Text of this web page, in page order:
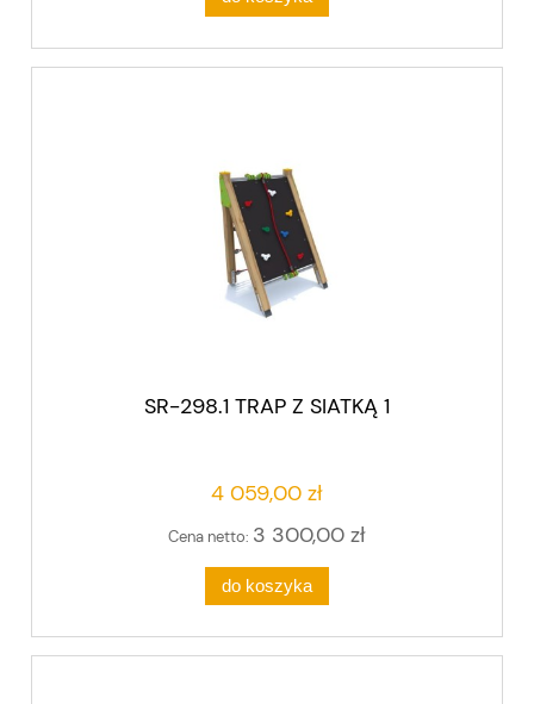
SR-298.1 TRAP Z SIATKĄ 1
4 059,00 zł
Cena netto: 3 300,00 zł
do koszyka